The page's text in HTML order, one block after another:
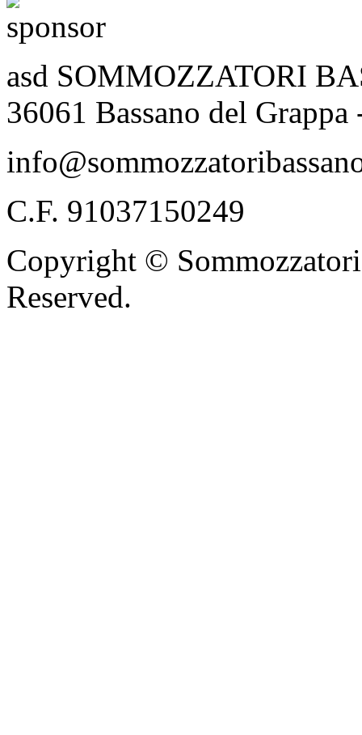
asd SOMMOZZATORI
36061 Bassano del
C.F. 91037150249
Copyright ©
Reserved.